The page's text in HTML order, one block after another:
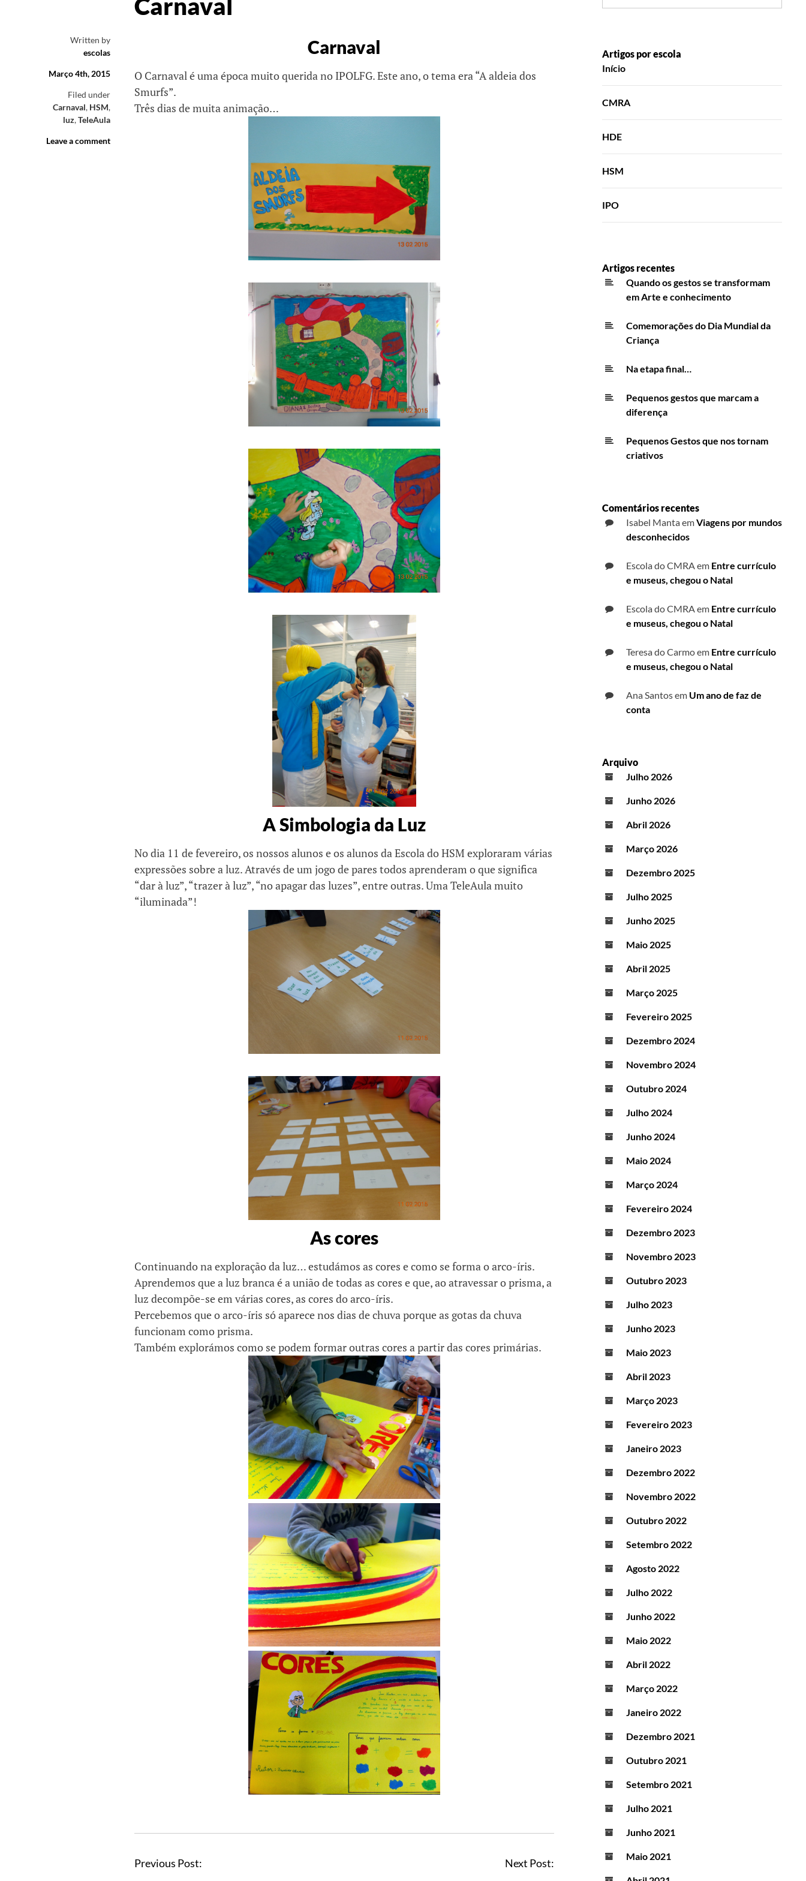
Carnaval
Written by
escolas
Março 4th, 2015
Filed under
Carnaval, HSM,
luz,TeleAula
Leave a comment
Carnaval
O Carnaval é uma época muito querida no IPOLFG. Este ano, o tema era “A aldeia dos
Smurfs”.
Três dias de muita animação…
A Simbologia da Luz
No dia 11 de fevereiro, os nossos alunos e os alunos da Escola do HSM exploraram várias
expressões sobre a luz. Através de um jogo de pares todos aprenderam o que significa
“dar à luz”, “trazer à luz”, “no apagar das luzes”, entre outras. Uma TeleAula muito
“iluminada”!
As cores
Continuando na exploração da luz… estudámos as cores e como se forma o arco-íris.
Aprendemos que a luz branca é a união de todas as cores e que, ao atravessar o prisma, a
luz decompõe-se em várias cores, as cores do arco-íris.
Percebemos que o arco-íris só aparece nos dias de chuva porque as gotas da chuva
funcionam como prisma.
Também explorámos como se podem formar outras cores a partir das cores primárias.
Previous Post: Next Post:
Artigos por escola
Início
CMRA
HDE
HSM
IPO
Artigos recentes
Quando os gestos se transformam
em Arte e conhecimento
Comemorações do Dia Mundial da
Criança
Na etapa final…
Pequenos gestos que marcam a
diferença
Pequenos Gestos que nos tornam
criativos
Comentários recentes
Isabel MantaemViagens por mundos
desconhecidos
Escola do CMRAem Entre currículo
e museus, chegou o Natal
Escola do CMRAem Entre currículo
e museus, chegou o Natal
Teresa do Carmoem Entre currículo
e museus, chegou o Natal
Ana Santosem Um ano de faz de
conta
Arquivo
Julho 2026
Junho 2026
Abril 2026
Março 2026
Dezembro 2025
Julho 2025
Junho 2025
Maio 2025
Abril 2025
Março 2025
Fevereiro 2025
Dezembro 2024
Novembro 2024
Outubro 2024
Julho 2024
Junho 2024
Maio 2024
Março 2024
Fevereiro 2024
Dezembro 2023
Novembro 2023
Outubro 2023
Julho 2023
Junho 2023
Maio 2023
Abril 2023
Março 2023
Fevereiro 2023
Janeiro 2023
Dezembro 2022
Novembro 2022
Outubro 2022
Setembro 2022
Agosto 2022
Julho 2022
Junho 2022
Maio 2022
Abril 2022
Março 2022
Janeiro 2022
Dezembro 2021
Outubro 2021
Setembro 2021
Julho 2021
Junho 2021
Maio 2021